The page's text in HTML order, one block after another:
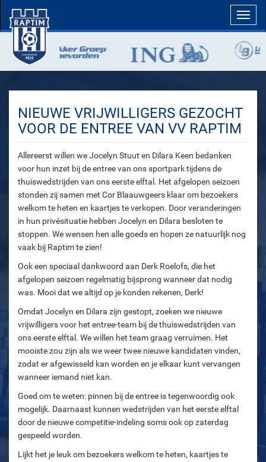
NIEUWE VRIJWILLIGERS GEZOCHT
VOOR DE ENTREE VAN VV RAPTIM
Allereerst willen we Jocelyn Stuut en Dilara Keen bedanken
voor hun inzet bij de entree van ons sportpark tijdens de
thuiswedstrijden van ons eerste elftal. Het afgelopen seizoen
stonden zij samen met Cor Blaauwgeers klaar om bezoekers
welkom te heten en kaartjes te verkopen. Door veranderingen
in hun privésituatie hebben Jocelyn en Dilara besloten te
stoppen. We wensen hen alle goeds en hopen ze natuurlijk nog
vaak bij Raptim te zien!
Ook een speciaal dankwoord aan Derk Roelofs, die het
afgelopen seizoen regelmatig bijsprong wanneer dat nodig
was. Mooi dat we altijd op je konden rekenen, Derk!
Omdat Jocelyn en Dilara zijn gestopt, zoeken we nieuwe
vrijwilligers voor het entree-team bij de thuiswedstrijden van
ons eerste elftal. We willen het team graag verruimen. Het
mooiste zou zijn als we weer twee nieuwe kandidaten vinden,
zodat er afgewisseld kan worden en je elkaar kunt vervangen
wanneer iemand niet kan.
Goed om te weten: pinnen bij de entree is tegenwoordig ook
mogelijk. Daarnaast kunnen wedstrijden van het eerste elftal
door de nieuwe competitie-indeling soms ook op zaterdag
gespeeld worden.
Lijkt het je leuk om bezoekers welkom te heten, kaartjes te